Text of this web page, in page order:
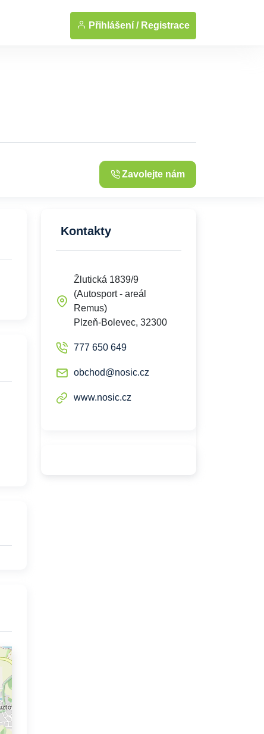
Přihlášení / Registrace
... Zobrazit fotografie
Zavolejte nám
Kontakty
Žlutická 1839/9
(Autosport - areál
Remus)
Plzeň-Bolevec, 32300
777 650 649
obchod@nosic.cz
www.nosic.cz